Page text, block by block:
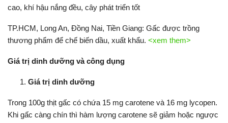
cao, khí hậu nắng đều, cây phát triển tốt
TP.HCM, Long An, Đồng Nai, Tiền Giang: Gấc được trồng
thương phẩm để chế biến dầu, xuất khẩu. <xem them>
Giá trị dinh dưỡng và công dụng
Giá trị dinh dưỡng
Trong 100g thịt gấc có chứa 15 mg carotene và 16 mg lycopen.
Khi gấc càng chín thì hàm lượng carotene sẽ giảm hoặc ngược